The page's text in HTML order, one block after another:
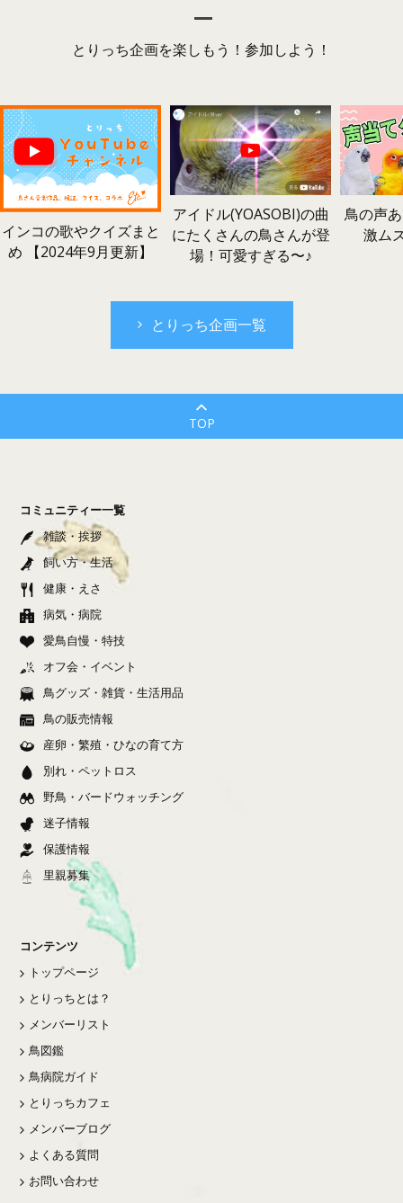
とりっち企画を楽しもう！参加しよう！
インコの歌やクイズまと
め 【2024年9月更新】
アイドル(YOASOBI)の曲
にたくさんの鳥さんが登
場！可愛すぎる〜♪
鳥の声
激ム
とりっち企画一覧
TOP
コミュニティー一覧
雑談・挨拶
飼い方・生活
健康・えさ
病気・病院
愛鳥自慢・特技
オフ会・イベント
鳥グッズ・雑貨・生活用品
鳥の販売情報
産卵・繁殖・ひなの育て方
別れ・ペットロス
野鳥・バードウォッチング
迷子情報
保護情報
里親募集
コンテンツ
トップページ
とりっちとは？
メンバーリスト
鳥図鑑
鳥病院ガイド
とりっちカフェ
メンバーブログ
よくある質問
お問い合わせ